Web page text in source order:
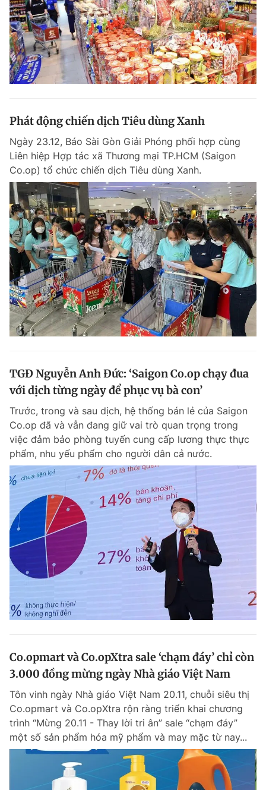
Phát động chiến dịch Tiêu dùng Xanh
Ngày 23.12, Báo Sài Gòn Giải Phóng phối hợp cùng
Liên hiệp Hợp tác xã Thương mại TP.HCM (Saigon
Co.op) tổ chức chiến dịch Tiêu dùng Xanh.
TGĐ Nguyễn Anh Đức: ‘Saigon Co.op chạy đua
với dịch từng ngày để phục vụ bà con’
Trước, trong và sau dịch, hệ thống bán lẻ của Saigon
Co.op đã và vẫn đang giữ vai trò quan trọng trong
việc đảm bảo phòng tuyến cung cấp lương thực thực
phẩm, nhu yếu phẩm cho người dân cả nước.
Co.opmart và Co.opXtra sale ‘chạm đáy’ chỉ còn
3.000 đồng mừng ngày Nhà giáo Việt Nam
Tôn vinh ngày Nhà giáo Việt Nam 20.11, chuỗi siêu thị
Co.opmart và Co.opXtra rộn ràng triển khai chương
trình “Mừng 20.11 - Thay lời tri ân” sale “chạm đáy”
một số sản phẩm hóa mỹ phẩm và may mặc từ nay...